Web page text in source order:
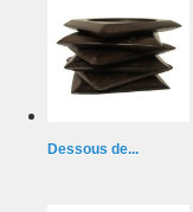
Dessous de...